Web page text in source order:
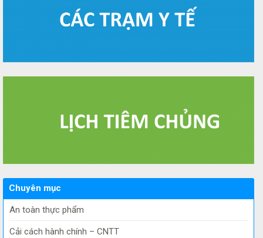
Chuyên mục
An toàn thực phẩm
Cải cách hành chính – CNTT